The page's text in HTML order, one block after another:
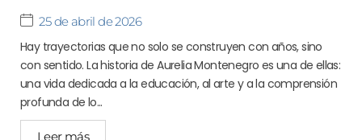
25 de abril de 2026
Hay trayectorias que no solo se construyen con años, sino
con sentido. La historia de Aurelia Montenegro es una de ellas:
una vida dedicada a la educación, al arte y a la comprensión
profunda de lo...
Leer más